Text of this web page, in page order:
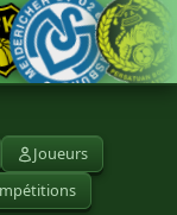
Joueurs